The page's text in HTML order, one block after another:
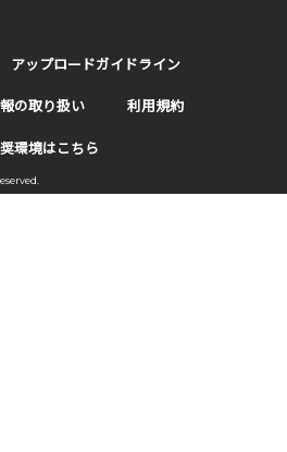
アップロードガイドライン
の取り扱い 利用規約
環境はこちら